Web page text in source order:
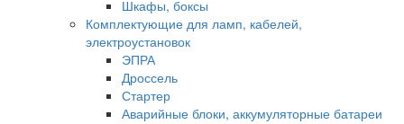
Шкафы, боксы
Комплектующие для ламп, кабелей,
электроустановок
ЭПРА
Дроссель
Стартер
Аварийные блоки, аккумуляторные батареи